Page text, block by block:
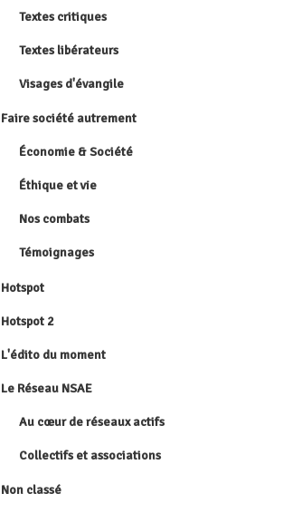
Textes critiques
Textes libérateurs
Visages d'évangile
Faire société autrement
Économie & Société
Éthique et vie
Nos combats
Témoignages
Hotspot
Hotspot 2
L'édito du moment
Le Réseau NSAE
Au cœur de réseaux actifs
Collectifs et associations
Non classé